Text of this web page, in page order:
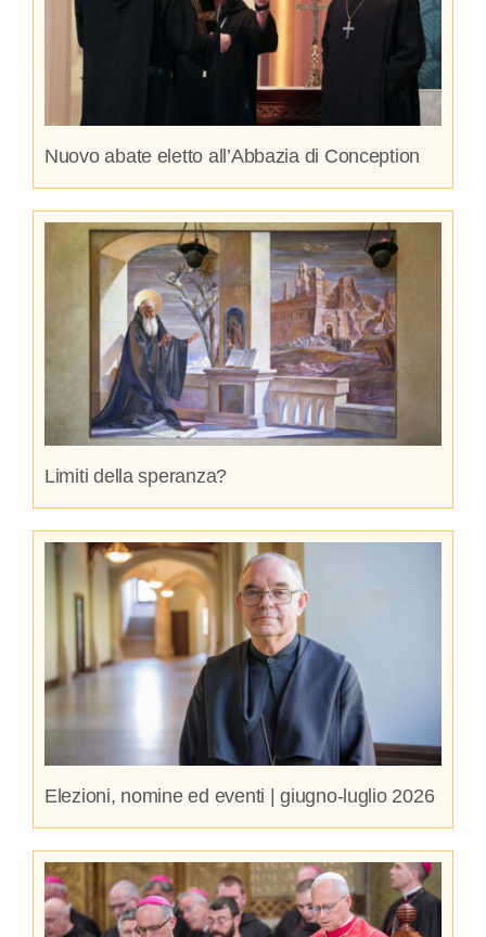
Nuovo abate eletto all’Abbazia di Conception
Limiti della speranza?
Elezioni, nomine ed eventi | giugno-luglio 2026